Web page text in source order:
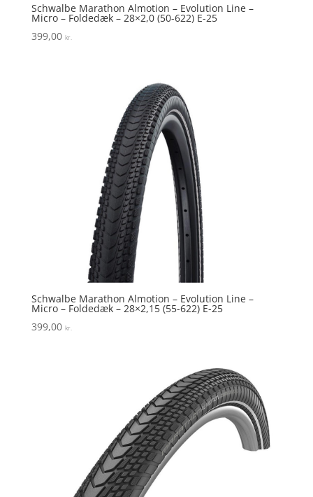
Schwalbe Marathon Almotion – Evolution Line –
Micro – Foldedæk – 28×2,0 (50-622) E-25
399,00 kr.
Schwalbe Marathon Almotion – Evolution Line –
Micro – Foldedæk – 28×2,15 (55-622) E-25
399,00 kr.